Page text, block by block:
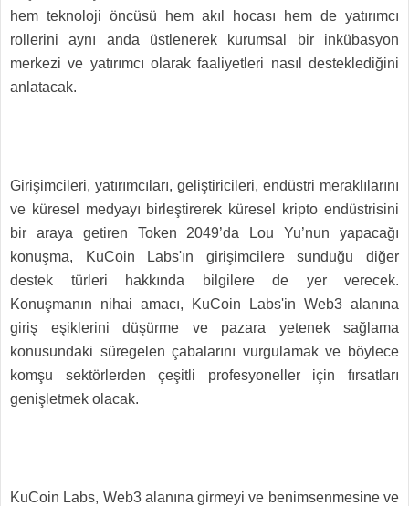
hem teknoloji öncüsü hem akıl hocası hem de yatırımcı
rollerini aynı anda üstlenerek kurumsal bir inkübasyon
merkezi ve yatırımcı olarak faaliyetleri nasıl desteklediğini
anlatacak.
Girişimcileri, yatırımcıları, geliştiricileri, endüstri meraklılarını
ve küresel medyayı birleştirerek küresel kripto endüstrisini
bir araya getiren Token 2049’da Lou Yu’nun yapacağı
konuşma, KuCoin Labs'ın girişimcilere sunduğu diğer
destek türleri hakkında bilgilere de yer verecek.
Konuşmanın nihai amacı, KuCoin Labs'in Web3 alanına
giriş eşiklerini düşürme ve pazara yetenek sağlama
konusundaki süregelen çabalarını vurgulamak ve böylece
komşu sektörlerden çeşitli profesyoneller için fırsatları
genişletmek olacak.
KuCoin Labs, Web3 alanına girmeyi ve benimsenmesine ve